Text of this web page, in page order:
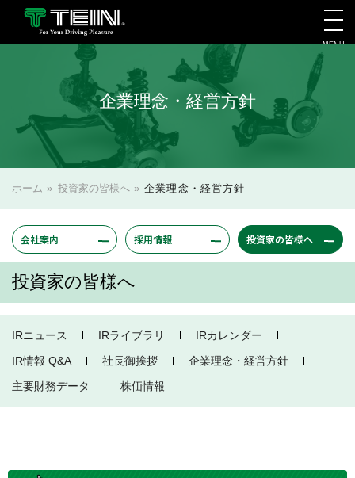
会社案内・採用・IR
MENU
企業理念・経営方針
ホーム » 投資家の皆様へ»企業理念・経営方針
会社案内 採用情報 投資家の皆様へ
投資家の皆様へ
IRニュース IRライブラリ
IRカレンダー
IR情報 Q&A
社長御挨拶
企業理念・経営方針
主要財務データ
株価情報